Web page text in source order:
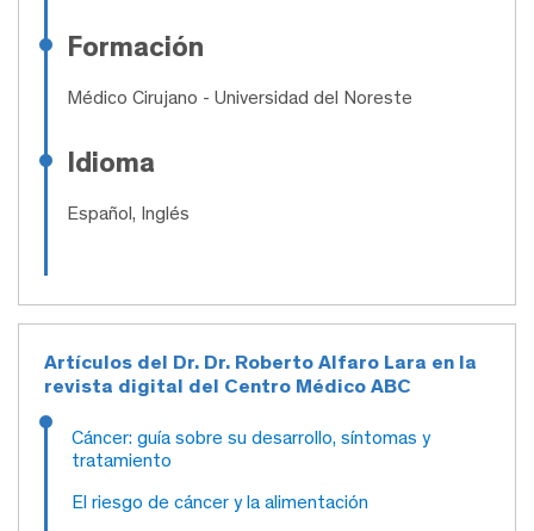
Formación
Médico Cirujano - Universidad del Noreste
Idioma
Español, Inglés
Artículos del Dr. Dr. Roberto Alfaro Lara en la
revista digital del Centro Médico ABC
Cáncer: guía sobre su desarrollo, síntomas y
tratamiento
El riesgo de cáncer y la alimentación